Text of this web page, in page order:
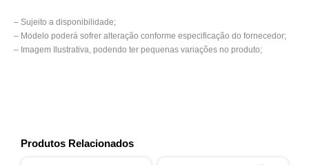
– Sujeito a disponibilidade;
– Modelo poderá sofrer alteração conforme especificação do fornecedor;
– Imagem Ilustrativa, podendo ter pequenas variações no produto;
Produtos Relacionados